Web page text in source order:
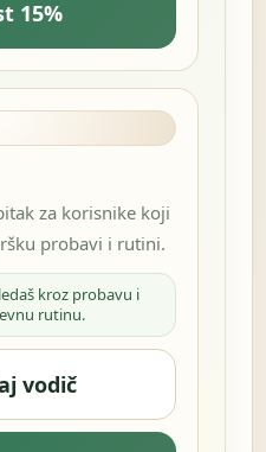
15%
za korisnike koji
probavi i rutini.
kroz probavu i
rutinu.
vodič